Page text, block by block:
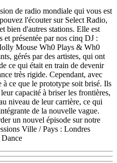
de radio mondiale qui vous est
l'écouter sur Select Radio,
bien d'autres stations. Elle est
et présentée par nos cinq DJ :
Mouse Wh0 Plays & Wh0
gérés par des artistes, qui ont
ce qui était en train de devenir
très rigide. Cependant, avec
ce que le prototype soit brisé. Ils
capacité à briser les frontières,
niveau de leur carrière, ce qui
de la nouvelle vague.
un nouvel épisode sur notre
Ville / Pays : Londres